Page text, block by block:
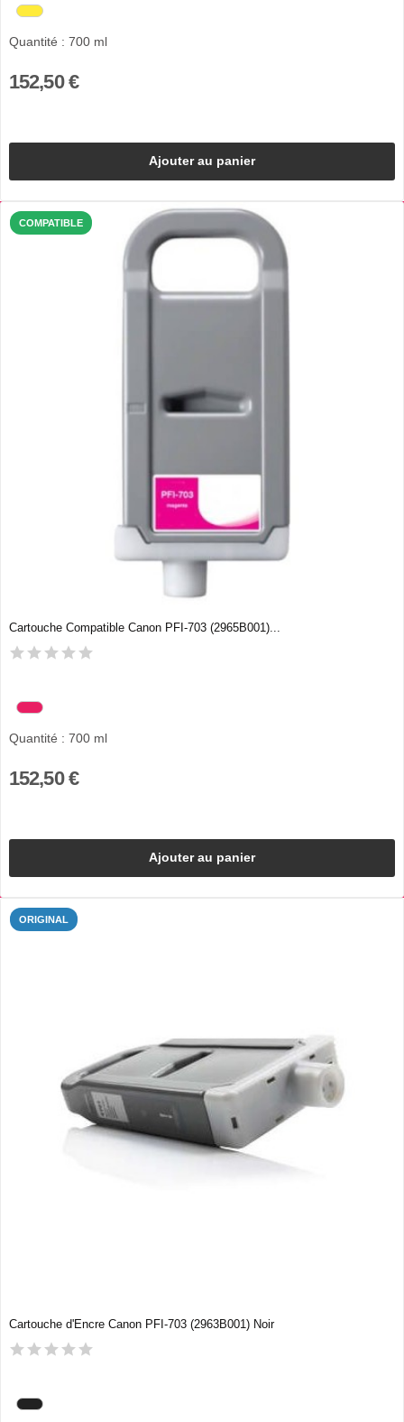
Quantité : 700 ml
152,50 €
Ajouter au panier
COMPATIBLE
Cartouche Compatible Canon PFI-703 (2965B001)...
Quantité : 700 ml
152,50 €
Ajouter au panier
ORIGINAL
Cartouche d'Encre Canon PFI-703 (2963B001) Noir